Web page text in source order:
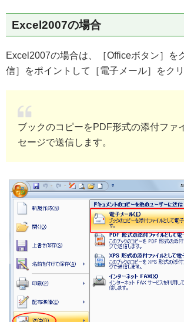
Excel2007の場合
Excel2007の場合は、［Officeボタン］を
信］をポイントして［電子メール］をクリ
ブックのコピーをPDF形式の添付ファ
セージで送信します。